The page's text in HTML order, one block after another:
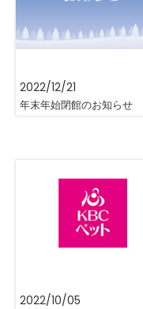
2022/12/21
年末年始閉館のお知らせ
2022/10/05